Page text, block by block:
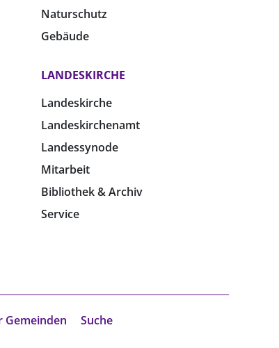
Naturschutz
Gebäude
LANDESKIRCHE
Landeskirche
Landeskirchenamt
Landessynode
Mitarbeit
Bibliothek & Archiv
Service
Gemeinden Suche